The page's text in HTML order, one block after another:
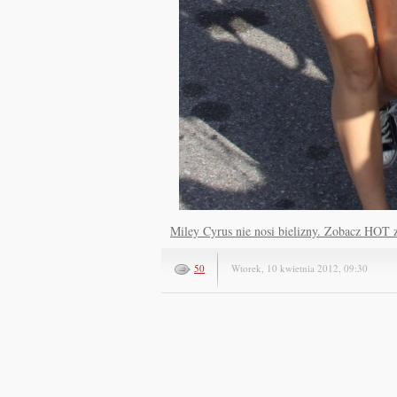
Miley Cyrus nie nosi bielizny. Zobacz HOT
50 Wtorek, 10 kwietnia 2012, 09:30